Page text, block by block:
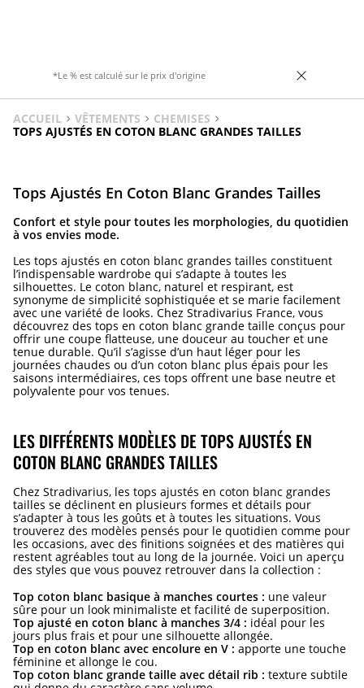
*Le % est calculé sur le prix d'origine
ACCUEIL VÊTEMENTS
CHEMISES
TOPS AJUSTÉS EN COTON BLANC GRANDES TAILLES
Tops Ajustés En Coton Blanc Grandes Tailles
Confort et style pour toutes les morphologies, du quotidien
à vos envies mode.
Les tops ajustés en coton blanc grandes tailles constituent
l’indispensable wardrobe qui s’adapte à toutes les
silhouettes. Le coton blanc, naturel et respirant, est
synonyme de simplicité sophistiquée et se marie facilement
avec une variété de looks. Chez Stradivarius France, vous
découvrez des tops en coton blanc grande taille conçus pour
offrir une coupe flatteuse, une douceur au toucher et une
tenue durable. Qu’il s’agisse d’un haut léger pour les
journées chaudes ou d’un coton blanc plus épais pour les
saisons intermédiaires, ces tops offrent une base neutre et
polyvalente pour vos tenues.
LES DIFFÉRENTS MODÈLES DE TOPS AJUSTÉS EN
COTON BLANC GRANDES TAILLES
Chez Stradivarius, les tops ajustés en coton blanc grandes
tailles se déclinent en plusieurs formes et détails pour
s’adapter à tous les goûts et à toutes les situations. Vous
trouverez des modèles pensés pour le quotidien comme pour
les occasions, avec des finitions soignées et des matières qui
restent agréables tout au long de la journée. Voici un aperçu
des styles que vous pouvez retrouver dans la collection :
Top coton blanc basique à manches courtes : une valeur
sûre pour un look minimaliste et facilité de superposition.
Top ajusté en coton blanc à manches 3/4 : idéal pour les
jours plus frais et pour une silhouette allongée.
Top en coton blanc avec encolure en V : apporte une touche
féminine et allonge le cou.
Top coton blanc grande taille avec détail rib : texture subtile